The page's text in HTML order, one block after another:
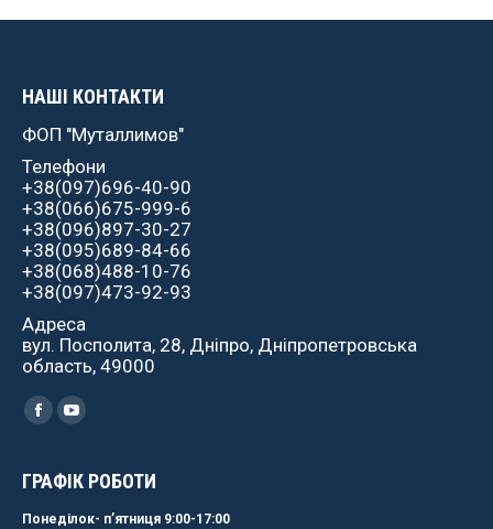
НАШІ КОНТАКТИ
ФОП "Муталлимов"
Телефони
+38(097)696-40-90
+38(066)675-999-6
+38(096)897-30-27
+38(095)689-84-66
+38(068)488-10-76
+38(097)473-92-93
Адреса
вул. Посполита, 28, Дніпро, Дніпропетровська
область, 49000
Найдите нас:
Facebook
YouTube
ГРАФІК РОБОТИ
Понеділок- пʼятниця 9:00-17:00